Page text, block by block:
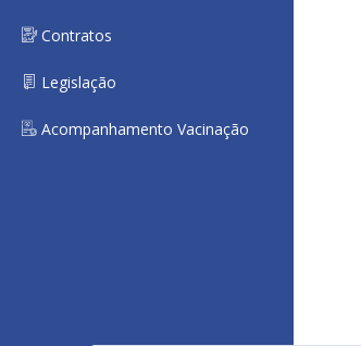
Contratos
Legislação
Acompanhamento Vacinação